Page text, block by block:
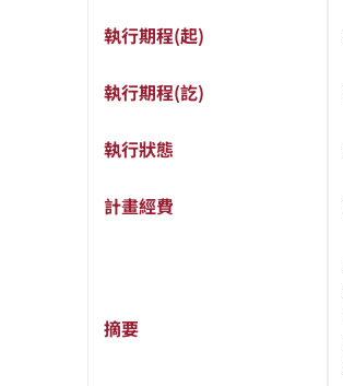
執行期程(起)
執行期程(訖)
執行狀態
計畫經費
摘要